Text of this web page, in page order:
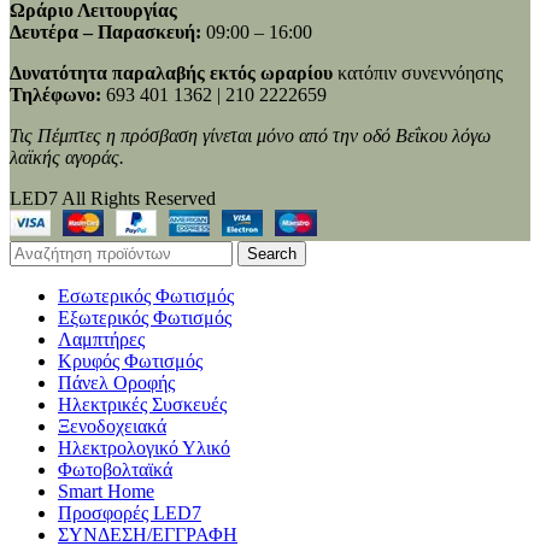
Ωράριο Λειτουργίας
Δευτέρα – Παρασκευή: 09:00 – 16:00
Δυνατότητα παραλαβής εκτός ωραρίου κατόπιν συνεννόησης
Τηλέφωνο: 693 401 1362 | 210 2222659
Τις Πέμπτες η πρόσβαση γίνεται μόνο από την οδό Βεΐκου λόγω
λαϊκής αγοράς.
LED7 All Rights Reserved
Search
Εσωτερικός Φωτισμός
Εξωτερικός Φωτισμός
Λαμπτήρες
Κρυφός Φωτισμός
Πάνελ Οροφής
Ηλεκτρικές Συσκευές
Ξενοδοχειακά
Ηλεκτρολογικό Υλικό
Φωτοβολταϊκά
Smart Home
Προσφορές LED7
ΣΥΝΔΕΣΗ/ΕΓΓΡΑΦΗ